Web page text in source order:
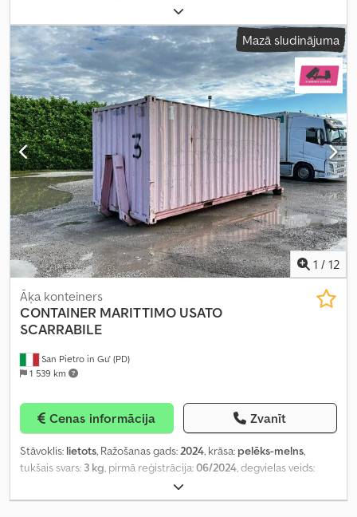
mehānisks
iekraušanas vietas platums:2 100 mm, iekraušanas telpas
augstums: 2 050 mm , Aprīkojums:ABS, centrālā atslēga,
elektroniskā stabilitātes programma (ESP), gaisa
kondicionēšana, navigācijas sistēma, paceļamais aizmugurējais
borts,
Mazā sludinājuma
1 / 12
San Pietro in Gu' (PD)
1 539 km
Āķa konteiners
CONTAINER MARITTIMO USATO
SCARRABILE
Cenas informācija Zvanīt
Stāvoklis: lietots, Ražošanas gads:2024, krāsa: pelēks-melns,
tukšais svars: 3 kg, pirmā reģistrācija:06/2024, degvielas veids:
mehānisks